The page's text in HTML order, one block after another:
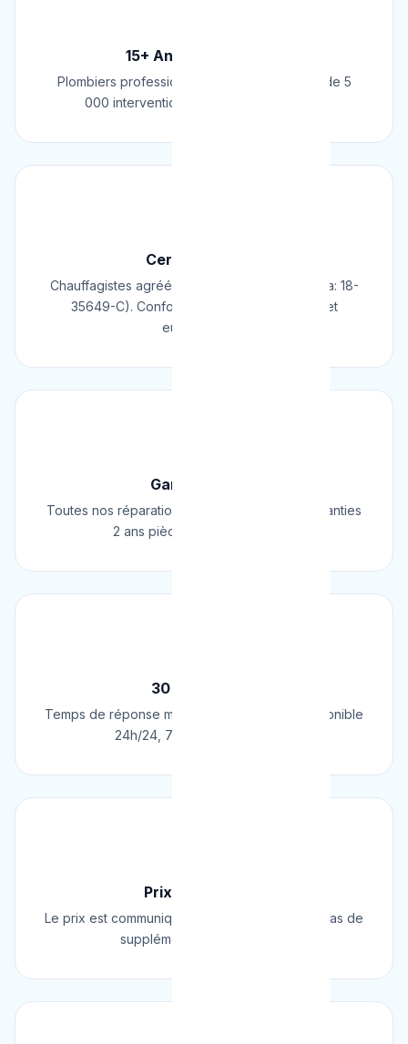
15+ Ans d'Expérience
Plombiers professionnels depuis 2009. Plus de 5
000 interventions réussies en Belgique.
Certifié & Agréé
Chauffagistes agréés Cerga/Cedicol (N° Cerga: 18-
35649-C). Conformes aux normes belges et
européennes.
Garantie 2 Ans
Toutes nos réparations et installations sont garanties
2 ans pièces et main d'œuvre.
30 Min Chrono
Temps de réponse moyen de 30 minutes. Disponible
24h/24, 7j/7, 365 jours par an.
Prix Fixe Garanti
Le prix est communiqué AVANT l'intervention. Pas de
supplément surprise, jamais.